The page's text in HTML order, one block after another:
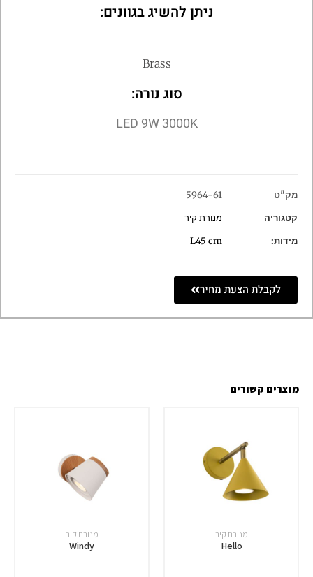
ניתן להשיג בגוונים:
Brass
סוג נורה:
LED 9W 3000K
מק"ט
5964-61
קטגוריה
מנורת קיר
מידות:
L45 cm
לקבלת הצעת מחיר
מוצרים קשורים
מנורת קיר
Hello
מנורת קיר
Windy